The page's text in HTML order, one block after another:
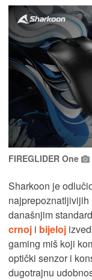
FIREGLIDER One
Sharkoon je
današnjim
crnoj i bijeloj
gaming miš koji
optički senzor i
dugotrajnu